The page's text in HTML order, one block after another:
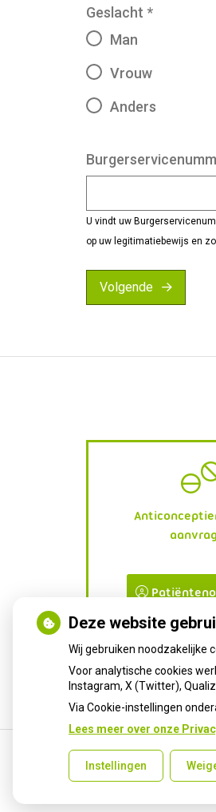
Geslacht *
Man
Vrouw
Anders
U vindt uw
op uw legitimatiebewijs en
Volgende
Uw Zorg Online|
Deze website
Wij gebruiken noodzakelijke
Voor analytische cookies
Instagram, X (Twitter),
Via Cookie-instellingen
Lees meer over onze
Instellingen